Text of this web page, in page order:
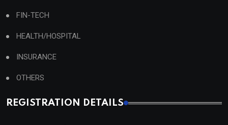
FIN-TECH
HEALTH/HOSPITAL
INSURANCE
OTHERS
REGISTRATION DETAILS